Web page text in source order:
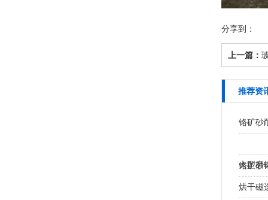
分享到：
上一篇：
推荐资
铬矿砂
大型磨
处？
铬矿砂
烘干磁